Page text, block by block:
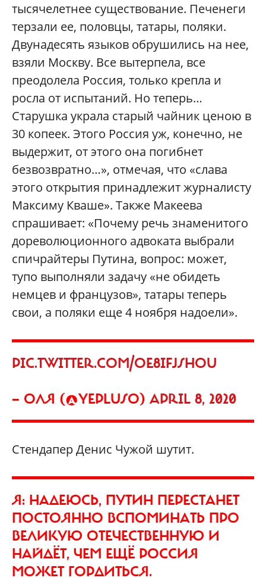
тысячелетнее существование. Печенеги
терзали ее, половцы, татары, поляки.
Двунадесять языков обрушились на нее,
взяли Москву. Все вытерпела, все
преодолела Россия, только крепла и
росла от испытаний. Но теперь…
Старушка украла старый чайник ценою в
30 копеек. Этого Россия уж, конечно, не
выдержит, от этого она погибнет
безвозвратно…», отмечая, что «слава
этого открытия принадлежит журналисту
Максиму Кваше». Также Макеева
спрашивает: «Почему речь знаменитого
дореволюционного адвоката выбрали
спичрайтеры Путина, вопрос: может,
тупо выполняли задачу «не обидеть
немцев и французов», татары теперь
свои, а поляки еще 4 ноября надоели».
PIC.TWITTER.COM/OE8IFJSHOU
— ОЛЯ (@YEPLUSO) APRIL 8, 2020
Стендапер Денис Чужой шутит.
Я: НАДЕЮСЬ, ПУТИН ПЕРЕСТАНЕТ
ПОСТОЯННО ВСПОМИНАТЬ ПРО
ВЕЛИКУЮ ОТЕЧЕСТВЕННУЮ И
НАЙДЁТ, ЧЕМ ЕЩЁ РОССИЯ
МОЖЕТ ГОРДИТЬСЯ.